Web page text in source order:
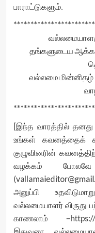
பாராட்டுகளும்.
தங்களுடைய
வல்லமை
[இந்த வாரத்தில் தனது
உங்கள் கவனத்தைக்
குழுவினரின்
வழக்கம் போலவே
அனுப்பி
வல்லமையாளர் விருது
காணலாம் –